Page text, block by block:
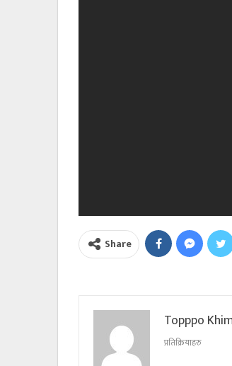
Share
Topppo
प्रतिक्रियाहरु